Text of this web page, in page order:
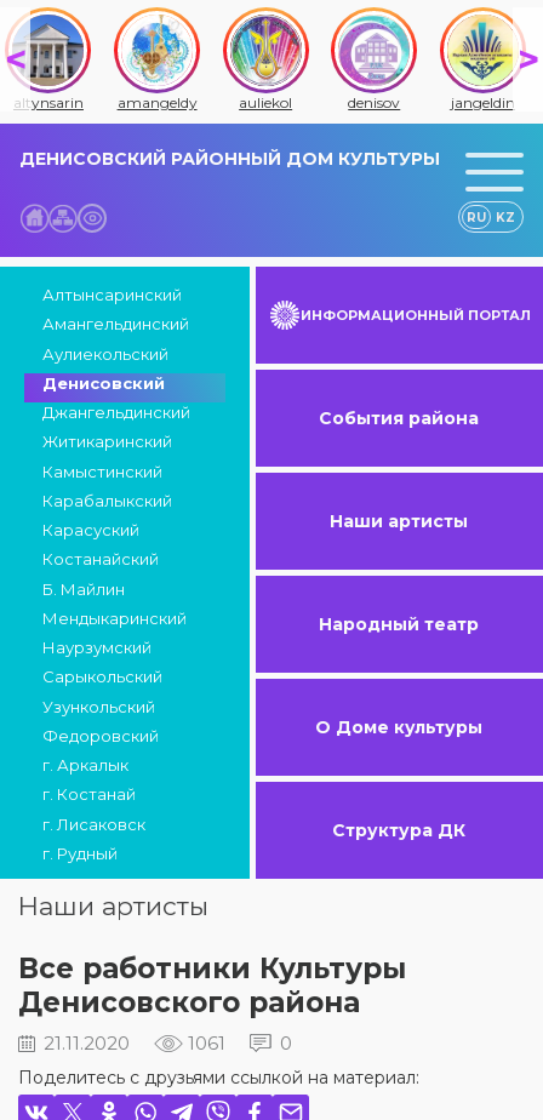
altynsarin amangeldy auliekol denisov jangeldin
ДЕНИСОВСКИЙ РАЙОННЫЙ ДОМ КУЛЬТУРЫ
RU KZ
Алтынсаринский
Амангельдинский
Аулиекольский
Денисовский
Джангельдинский
Житикаринский
Камыстинский
Карабалыкский
Карасуский
Костанайский
Б. Майлин
Мендыкаринский
Наурзумский
Сарыкольский
Узункольский
Федоровский
г. Аркалык
г. Костанай
г. Лисаковск
г. Рудный
ИНФОРМАЦИОННЫЙ ПОРТАЛ
События района
Наши артисты
Народный театр
О Доме культуры
Структура ДК
Наши артисты
Все работники Культуры
Денисовского района
21.11.2020 1061 0
Поделитесь с друзьями ссылкой на материал: